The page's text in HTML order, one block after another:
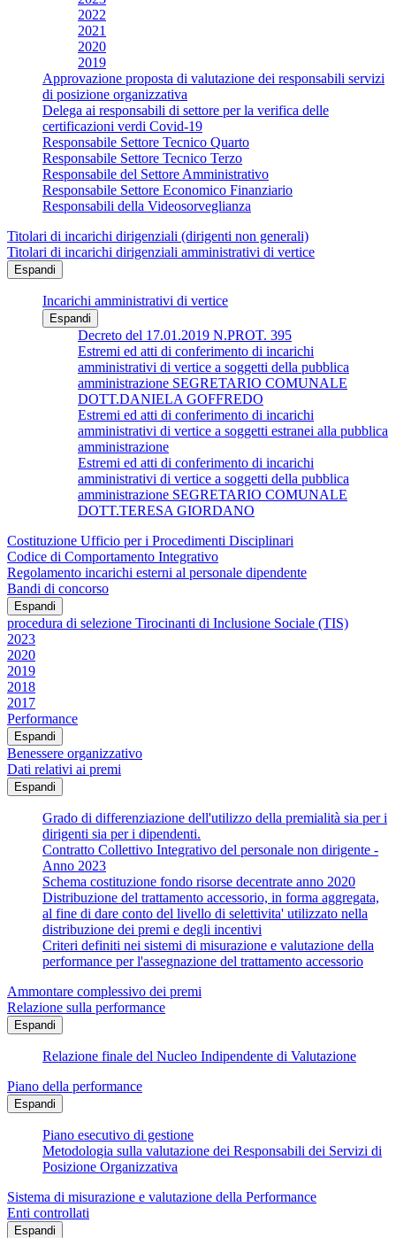
2022
2021
2020
2019
Approvazione proposta di valutazione dei responsabili servizi
di posizione organizzativa
Delega ai responsabili di settore per la verifica delle
certificazioni verdi Covid-19
Responsabile Settore Tecnico Quarto
Responsabile Settore Tecnico Terzo
Responsabile del Settore Amministrativo
Responsabile Settore Economico Finanziario
Responsabili della Videosorveglianza
Titolari di incarichi dirigenziali (dirigenti non generali)
Titolari di incarichi dirigenziali amministrativi di vertice
Espandi
Incarichi amministrativi di vertice
Espandi
Decreto del 17.01.2019 N.PROT. 395
Estremi ed atti di conferimento di incarichi
amministrativi di vertice a soggetti della pubblica
amministrazione SEGRETARIO COMUNALE
DOTT.DANIELA GOFFREDO
Estremi ed atti di conferimento di incarichi
amministrativi di vertice a soggetti estranei alla pubblica
amministrazione
Estremi ed atti di conferimento di incarichi
amministrativi di vertice a soggetti della pubblica
amministrazione SEGRETARIO COMUNALE
DOTT.TERESA GIORDANO
Costituzione Ufficio per i Procedimenti Disciplinari
Codice di Comportamento Integrativo
Regolamento incarichi esterni al personale dipendente
Bandi di concorso
Espandi
procedura di selezione Tirocinanti di Inclusione Sociale (TIS)
2023
2020
2019
2018
2017
Performance
Espandi
Benessere organizzativo
Dati relativi ai premi
Espandi
Grado di differenziazione dell'utilizzo della premialità sia per i
dirigenti sia per i dipendenti.
Contratto Collettivo Integrativo del personale non dirigente -
Anno 2023
Schema costituzione fondo risorse decentrate anno 2020
Distribuzione del trattamento accessorio, in forma aggregata,
al fine di dare conto del livello di selettivita' utilizzato nella
distribuzione dei premi e degli incentivi
Criteri definiti nei sistemi di misurazione e valutazione della
performance per l'assegnazione del trattamento accessorio
Ammontare complessivo dei premi
Relazione sulla performance
Espandi
Relazione finale del Nucleo Indipendente di Valutazione
Piano della performance
Espandi
Piano esecutivo di gestione
Metodologia sulla valutazione dei Responsabili dei Servizi di
Posizione Organizzativa
Sistema di misurazione e valutazione della Performance
Enti controllati
Espandi